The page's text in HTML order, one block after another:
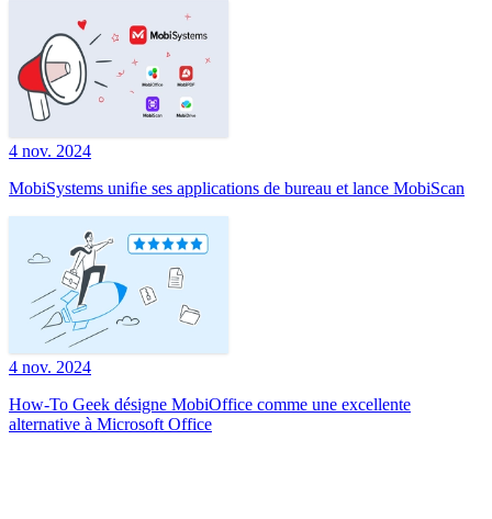
4 nov. 2024
MobiSystems uniﬁe ses applications de bureau et lance MobiScan
4 nov. 2024
How-To Geek désigne MobiOffice comme une excellente
alternative à Microsoft Office